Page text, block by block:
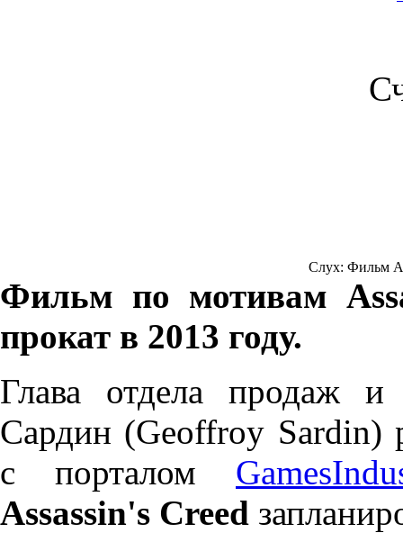
Слух: Фильм
Фильм по мотивам
прокат в 2013 году.
Глава отдела продаж
Сардин (Geoffroy Sardin)
с порталом
Assassin's Creed